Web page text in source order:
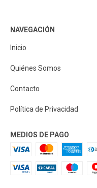
NAVEGACIÓN
Inicio
Quiénes Somos
Contacto
Política de Privacidad
MEDIOS DE PAGO